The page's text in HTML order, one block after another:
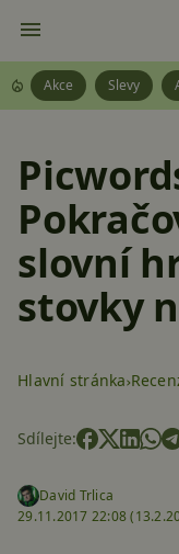
Akce Slevy
slovní
stovky
Hlavní stránka
Sdílejte:
David Trlica
29.11.2017 22:08 (